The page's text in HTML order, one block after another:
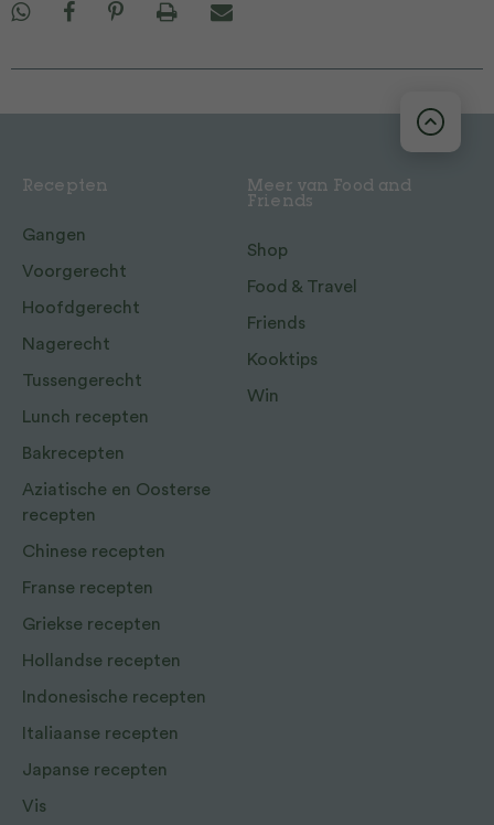
Recepten
Gangen
Voorgerecht
Hoofdgerecht
Nagerecht
Tussengerecht
Lunch recepten
Bakrecepten
Aziatische en Oosterse
recepten
Chinese recepten
Franse recepten
Griekse recepten
Hollandse recepten
Indonesische recepten
Italiaanse recepten
Japanse recepten
Vis
Meer van Food and
Friends
Shop
Food & Travel
Friends
Kooktips
Win